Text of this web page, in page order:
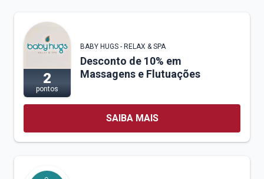
2
pontos
BABY HUGS - RELAX & SPA
Desconto de 10% em
Massagens e Flutuações
SAIBA MAIS